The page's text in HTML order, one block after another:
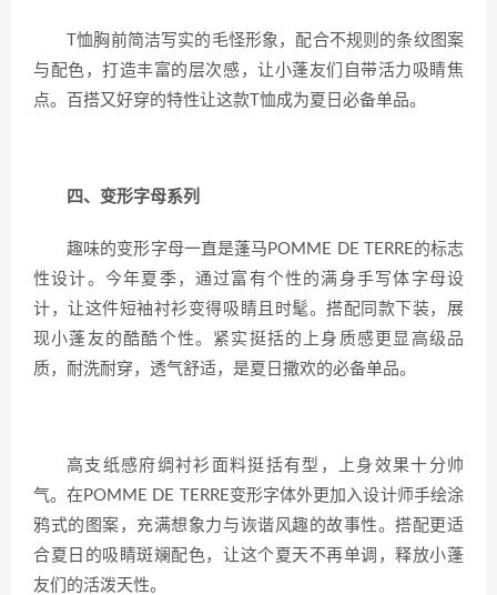
T恤胸前简洁写实的毛怪形象，配合不规则的条纹图案
与配色，打造丰富的层次感，让小蓬友们自带活力吸睛焦
点。百搭又好穿的特性让这款T恤成为夏日必备单品。
四、变形字母系列
趣味的变形字母一直是蓬马POMME DE TERRE的标志
性设计。今年夏季，通过富有个性的满身手写体字母设
计，让这件短袖衬衫变得吸睛且时髦。搭配同款下装，展
现小蓬友的酷酷个性。紧实挺括的上身质感更显高级品
质，耐洗耐穿，透气舒适，是夏日撒欢的必备单品。
高支纸感府绸衬衫面料挺括有型，上身效果十分帅
气。在POMME DE TERRE变形字体外更加入设计师手绘涂
鸦式的图案，充满想象力与诙谐风趣的故事性。搭配更适
合夏日的吸睛斑斓配色，让这个夏天不再单调，释放小蓬
友们的活泼天性。